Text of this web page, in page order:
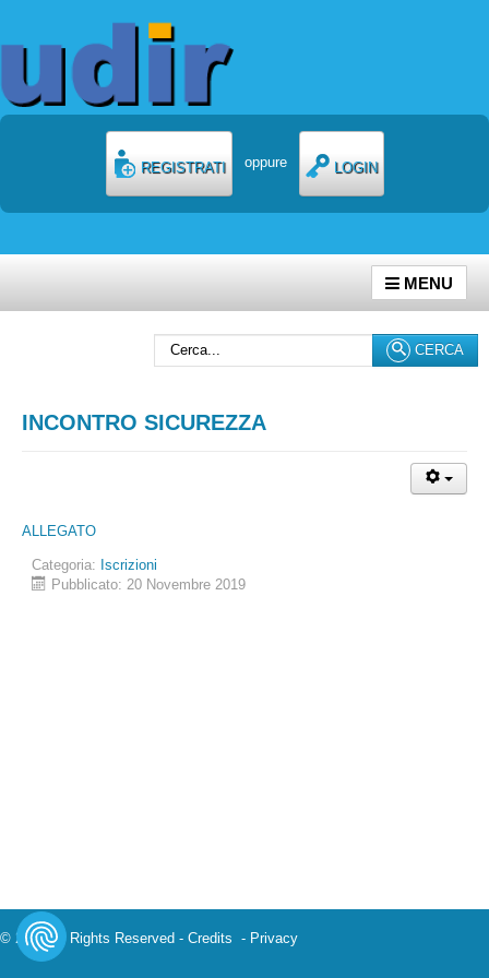
REGISTRATI oppure LOGIN
MENU
CERCA
INCONTRO SICUREZZA
ALLEGATO
Categoria: Iscrizioni
Pubblicato: 20 Novembre 2019
© 2023 All Rights Reserved - Credits - Privacy